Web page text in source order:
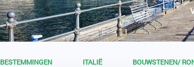
BESTEMMINGEN ITALIË BOUWSTENEN/